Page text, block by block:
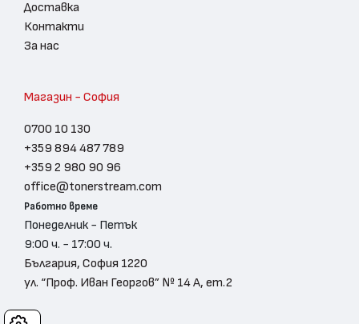
Доставка
Контакти
За нас
Магазин - София
0700 10 130
+359 894 487 789
+359 2 980 90 96
office@tonerstream.com
Работно време
Понеделник - Петък
9:00 ч. - 17:00 ч.
България, София 1220
ул. “Проф. Иван Георгов” № 14 А, ет.2